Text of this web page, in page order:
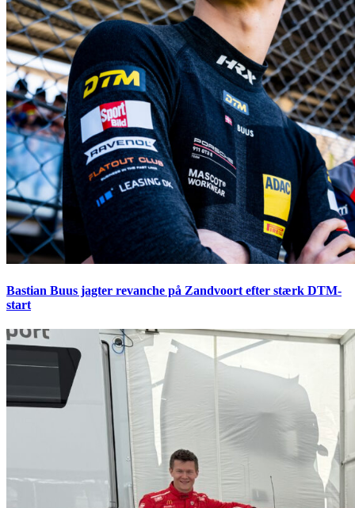
Bastian Buus jagter revanche på Zandvoort efter stærk DTM-
start